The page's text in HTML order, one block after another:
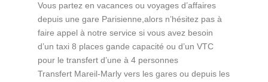
Vous partez en vacances ou voyages d’affaires
depuis une gare Parisienne,alors n’hésitez pas à
faire appel à notre service si vous avez besoin
d’un taxi 8 places gande capacité ou d’un VTC
pour le transfert d’une à 4 personnes
Transfert Mareil-Marly vers les gares ou depuis les